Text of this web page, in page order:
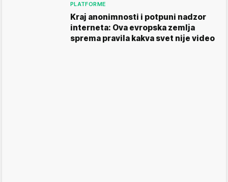
PLATFORME
Kraj anonimnosti i potpuni nadzor
interneta: Ova evropska zemlja
sprema pravila kakva svet nije video